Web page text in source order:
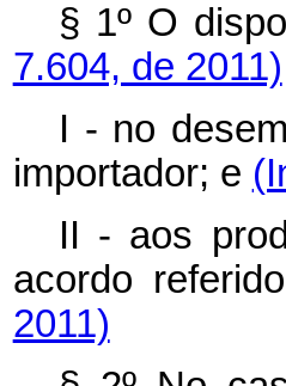
§ 1º O
7.604, de 2011)
I - no
importador; e
II - aos
acordo
2011)